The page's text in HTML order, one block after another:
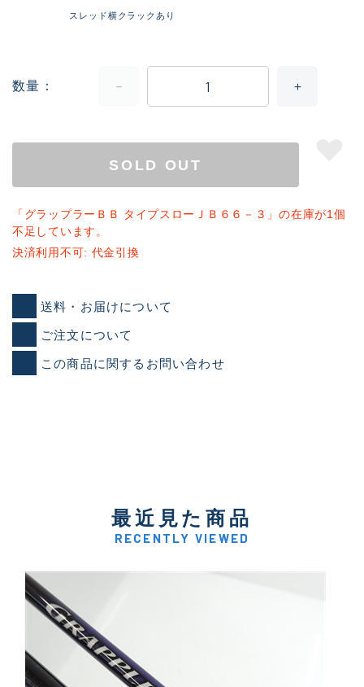
スレッド横クラックあり
数量
SOLD OUT
「グラップラーＢＢ タイプスローＪＢ６６－３」の在庫が1個
不足しています。
決済利用不可: 代金引換
送料・お届けについて
ご注文について
この商品に関するお問い合わせ
最近見た商品
RECENTLY VIEWED